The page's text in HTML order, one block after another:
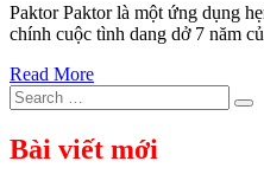
Paktor Paktor là một ứng dụng
chính cuộc tình dang dở 7 năm
Read More
Search
for:
Bài viết mới